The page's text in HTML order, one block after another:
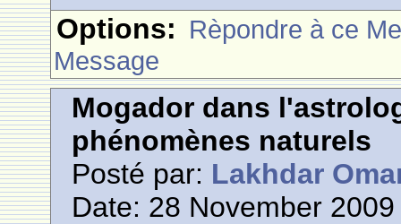
Options: Rèpondre à ce
Message
Mogador dans
phénomènes naturels
Posté par: Lakhdar
Date: 28 November